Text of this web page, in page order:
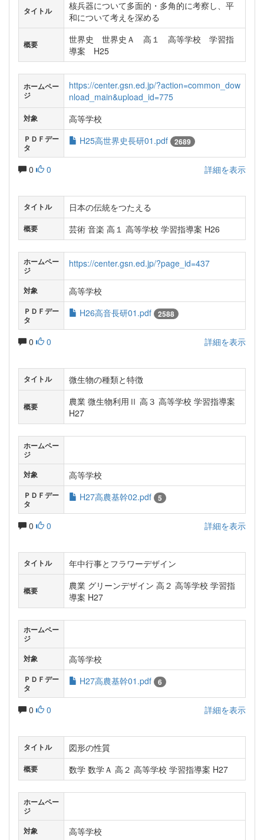
タイトル
核兵器について多面的・多角的に考察し、平
和について考えを深める
概要
世界史 世界史Ａ 高１ 高等学校 学習指
導案 H25
ホームペー
ジ
https://center.gsn.ed.jp/?action=common_dow
nload_main&upload_id=775
対象 高等学校
ＰＤＦデー
タ
H25高世界史長研01.pdf 2689
0 0 詳細を表示
タイトル 日本の伝統をつたえる
概要 芸術 音楽 高１ 高等学校 学習指導案 H26
ホームペー
ジ
https://center.gsn.ed.jp/?page_id=437
対象 高等学校
ＰＤＦデー
タ
H26高音長研01.pdf 2588
0 0 詳細を表示
タイトル 微生物の種類と特徴
概要
農業 微生物利用Ⅱ 高３ 高等学校 学習指導案
H27
ホームペー
ジ
対象
高等学校
ＰＤＦデー
タ
H27高農基幹02.pdf 5
0 0 詳細を表示
タイトル 年中行事とフラワーデザイン
概要
農業 グリーンデザイン 高２ 高等学校 学習指
導案 H27
ホームペー
ジ
対象
高等学校
ＰＤＦデー
タ
H27高農基幹01.pdf 6
0 0 詳細を表示
タイトル 図形の性質
概要 数学 数学Ａ 高２ 高等学校 学習指導案 H27
ホームペー
ジ
対象
高等学校